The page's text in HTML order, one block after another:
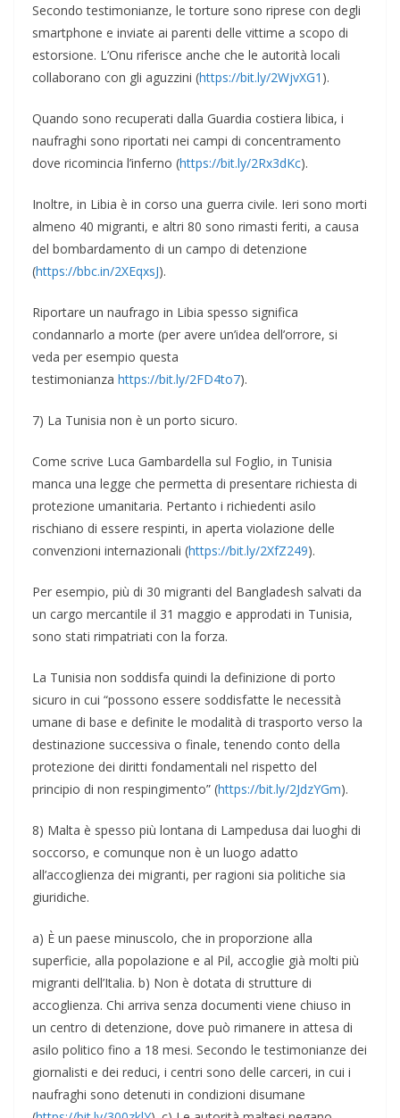
Secondo testimonianze, le torture sono riprese con degli
smartphone e inviate ai parenti delle vittime a scopo di
estorsione. L’Onu riferisce anche che le autorità locali
collaborano con gli aguzzini (https://bit.ly/2WjvXG1 ).
Quando sono recuperati dalla Guardia costiera libica, i
naufraghi sono riportati nei campi di concentramento
dove ricomincia l’inferno (https://bit.ly/2Rx3dKc).
Inoltre, in Libia è in corso una guerra civile. Ieri sono morti
almeno 40 migranti, e altri 80 sono rimasti feriti, a causa
del bombardamento di un campo di detenzione
(https://bbc.in/2XEqxsJ).
Riportare un naufrago in Libia spesso significa
condannarlo a morte (per avere un’idea dell’orrore, si
veda per esempio questa
testimonianza https://bit.ly/2FD4to7).
7) La Tunisia non è un porto sicuro.
Come scrive Luca Gambardella sul Foglio, in Tunisia
manca una legge che permetta di presentare richiesta di
protezione umanitaria. Pertanto i richiedenti asilo
rischiano di essere respinti, in aperta violazione delle
convenzioni internazionali (https://bit.ly/2XfZ249).
Per esempio, più di 30 migranti del Bangladesh salvati da
un cargo mercantile il 31 maggio e approdati in Tunisia,
sono stati rimpatriati con la forza.
La Tunisia non soddisfa quindi la definizione di porto
sicuro in cui “possono essere soddisfatte le necessità
umane di base e definite le modalità di trasporto verso la
destinazione successiva o finale, tenendo conto della
protezione dei diritti fondamentali nel rispetto del
principio di non respingimento” (https://bit.ly/2JdzYGm).
8) Malta è spesso più lontana di Lampedusa dai luoghi di
soccorso, e comunque non è un luogo adatto
all’accoglienza dei migranti, per ragioni sia politiche sia
giuridiche.
a) È un paese minuscolo, che in proporzione alla
superficie, alla popolazione e al Pil, accoglie già molti più
migranti dell’Italia. b) Non è dotata di strutture di
accoglienza. Chi arriva senza documenti viene chiuso in
un centro di detenzione, dove può rimanere in attesa di
asilo politico fino a 18 mesi. Secondo le testimonianze dei
giornalisti e dei reduci, i centri sono delle carceri, in cui i
naufraghi sono detenuti in condizioni disumane